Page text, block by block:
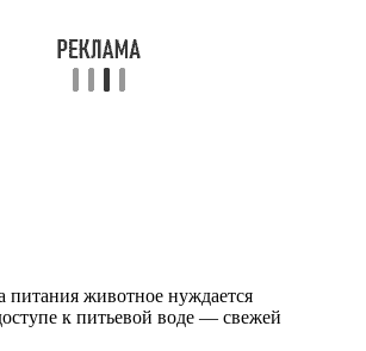
питания животное нуждается
к питьевой воде — свежей